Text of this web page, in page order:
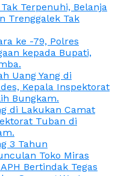
Terpenuhi, Belanja
Trenggalek Tak
ke -79, Polres
kepada Bupati,
Uang Yang di
Kepala Inspektorat
Bungkam.
di Lakukan Camat
Tuban di
3 Tahun
Toko Miras
Bertindak Tegas